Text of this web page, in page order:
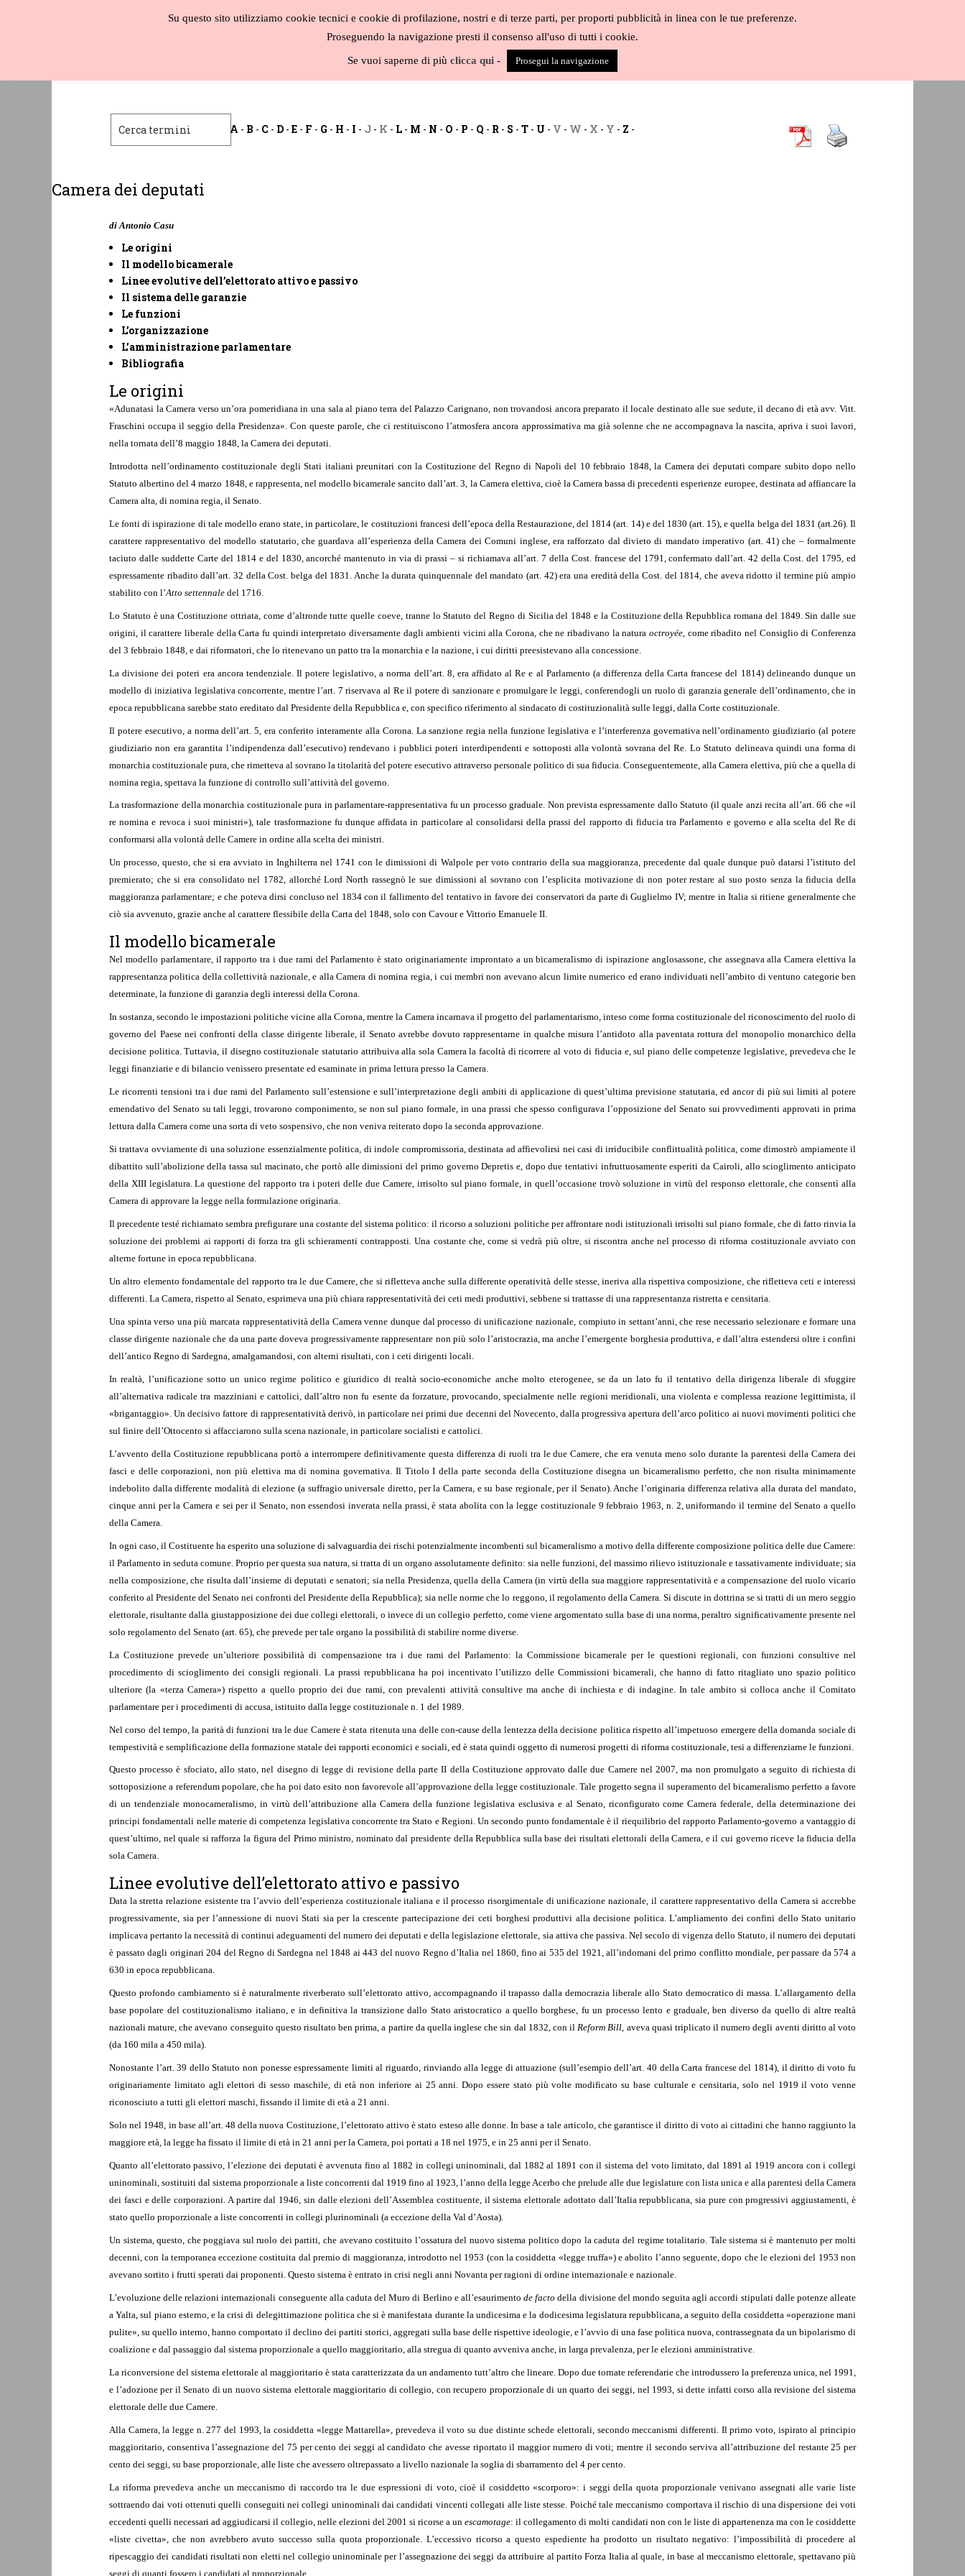
BLOG CATALOGO
A - B - C - D -E - F - G - H - I - J - K - L - M - N - O - P - Q - R - S -T - U - V - W - X - Y - Z -
Camera dei deputati
di Antonio Casu
Le origini
Il modello bicamerale
Linee evolutive dell’elettorato attivo e passivo
Il sistema delle garanzie
Le funzioni
L’organizzazione
L’amministrazione parlamentare
Bibliografia
Le origini
«Adunatasi la Camera verso un’ora pomeridiana in una sala al piano terra del Palazzo Carignano, non trovandosi ancora preparato il locale destinato alle sue sedute, il decano di età avv. Vitt.
Fraschini occupa il seggio della Presidenza». Con queste parole, che ci restituiscono l’atmosfera ancora approssimativa ma già solenne che ne accompagnava la nascita, apriva i suoi lavori,
nella tornata dell’8 maggio 1848, la Camera dei deputati.
Introdotta nell’ordinamento costituzionale degli Stati italiani preunitari con la Costituzione del Regno di Napoli del 10 febbraio 1848, la Camera dei deputati compare subito dopo nello
Statuto albertino del 4 marzo 1848, e rappresenta, nel modello bicamerale sancito dall’art. 3, la Camera elettiva, cioè la Camera bassa di precedenti esperienze europee, destinata ad affiancare la
Camera alta, di nomina regia, il Senato.
Le fonti di ispirazione di tale modello erano state, in particolare, le costituzioni francesi dell’epoca della Restaurazione, del 1814 (art. 14) e del 1830 (art. 15), e quella belga del 1831 (art.26). Il
carattere rappresentativo del modello statutario, che guardava all’esperienza della Camera dei Comuni inglese, era rafforzato dal divieto di mandato imperativo (art. 41) che – formalmente
taciuto dalle suddette Carte del 1814 e del 1830, ancorché mantenuto in via di prassi – si richiamava all’art. 7 della Cost. francese del 1791, confermato dall’art. 42 della Cost. del 1795, ed
espressamente ribadito dall’art. 32 della Cost. belga del 1831. Anche la durata quinquennale del mandato (art. 42) era una eredità della Cost. del 1814, che aveva ridotto il termine più ampio
stabilito con l’Atto settennale del 1716.
Lo Statuto è una Costituzione ottriata, come d’altronde tutte quelle coeve, tranne lo Statuto del Regno di Sicilia del 1848 e la Costituzione della Repubblica romana del 1849. Sin dalle sue
origini, il carattere liberale della Carta fu quindi interpretato diversamente dagli ambienti vicini alla Corona, che ne ribadivano la naturaoctroyée , come ribadito nel Consiglio di Conferenza
del 3 febbraio 1848, e dai riformatori, che lo ritenevano un patto tra la monarchia e la nazione, i cui diritti preesistevano alla concessione.
La divisione dei poteri era ancora tendenziale. Il potere legislativo, a norma dell’art. 8, era affidato al Re e al Parlamento (a differenza della Carta francese del 1814) delineando dunque un
modello di iniziativa legislativa concorrente, mentre l’art. 7 riservava al Re il potere di sanzionare e promulgare le leggi, conferendogli un ruolo di garanzia generale dell’ordinamento, che in
epoca repubblicana sarebbe stato ereditato dal Presidente della Repubblica e, con specifico riferimento al sindacato di costituzionalità sulle leggi, dalla Corte costituzionale.
Il potere esecutivo, a norma dell’art. 5, era conferito interamente alla Corona. La sanzione regia nella funzione legislativa e l’interferenza governativa nell’ordinamento giudiziario (al potere
giudiziario non era garantita l’indipendenza dall’esecutivo) rendevano i pubblici poteri interdipendenti e sottoposti alla volontà sovrana del Re. Lo Statuto delineava quindi una forma di
monarchia costituzionale pura, che rimetteva al sovrano la titolarità del potere esecutivo attraverso personale politico di sua fiducia. Conseguentemente, alla Camera elettiva, più che a quella di
nomina regia, spettava la funzione di controllo sull’attività del governo.
La trasformazione della monarchia costituzionale pura in parlamentare-rappresentativa fu un processo graduale. Non prevista espressamente dallo Statuto (il quale anzi recita all’art. 66 che «il
re nomina e revoca i suoi ministri»), tale trasformazione fu dunque affidata in particolare al consolidarsi della prassi del rapporto di fiducia tra Parlamento e governo e alla scelta del Re di
conformarsi alla volontà delle Camere in ordine alla scelta dei ministri.
Un processo, questo, che si era avviato in Inghilterra nel 1741 con le dimissioni di Walpole per voto contrario della sua maggioranza, precedente dal quale dunque può datarsi l’istituto del
premierato; che si era consolidato nel 1782, allorché Lord North rassegnò le sue dimissioni al sovrano con l’esplicita motivazione di non poter restare al suo posto senza la fiducia della
maggioranza parlamentare; e che poteva dirsi concluso nel 1834 con il fallimento del tentativo in favore dei conservatori da parte di Guglielmo IV; mentre in Italia si ritiene generalmente che
ciò sia avvenuto, grazie anche al carattere flessibile della Carta del 1848, solo con Cavour e Vittorio Emanuele II.
Il modello bicamerale
Nel modello parlamentare, il rapporto tra i due rami del Parlamento è stato originariamente improntato a un bicameralismo di ispirazione anglosassone, che assegnava alla Camera elettiva la
rappresentanza politica della collettività nazionale, e alla Camera di nomina regia, i cui membri non avevano alcun limite numerico ed erano individuati nell’ambito di ventuno categorie ben
determinate, la funzione di garanzia degli interessi della Corona.
In sostanza, secondo le impostazioni politiche vicine alla Corona, mentre la Camera incarnava il progetto del parlamentarismo, inteso come forma costituzionale del riconoscimento del ruolo di
governo del Paese nei confronti della classe dirigente liberale, il Senato avrebbe dovuto rappresentarne in qualche misura l’antidoto alla paventata rottura del monopolio monarchico della
decisione politica. Tuttavia, il disegno costituzionale statutario attribuiva alla sola Camera la facoltà di ricorrere al voto di fiducia e, sul piano delle competenze legislative, prevedeva che le
leggi finanziarie e di bilancio venissero presentate ed esaminate in prima lettura presso la Camera.
Le ricorrenti tensioni tra i due rami del Parlamento sull’estensione e sull’interpretazione degli ambiti di applicazione di quest’ultima previsione statutaria, ed ancor di più sui limiti al potere
emendativo del Senato su tali leggi, trovarono componimento, se non sul piano formale, in una prassi che spesso configurava l’opposizione del Senato sui provvedimenti approvati in prima
lettura dalla Camera come una sorta di veto sospensivo, che non veniva reiterato dopo la seconda approvazione.
Si trattava ovviamente di una soluzione essenzialmente politica, di indole compromissoria, destinata ad affievolirsi nei casi di irriducibile conflittualità politica, come dimostrò ampiamente il
dibattito sull’abolizione della tassa sul macinato, che portò alle dimissioni del primo governo Depretis e, dopo due tentativi infruttuosamente esperiti da Cairoli, allo scioglimento anticipato
della XIII legislatura. La questione del rapporto tra i poteri delle due Camere, irrisolto sul piano formale, in quell’occasione trovò soluzione in virtù del responso elettorale, che consentì alla
Camera di approvare la legge nella formulazione originaria.
Il precedente testé richiamato sembra prefigurare una costante del sistema politico: il ricorso a soluzioni politiche per affrontare nodi istituzionali irrisolti sul piano formale, che di fatto rinvia la
soluzione dei problemi ai rapporti di forza tra gli schieramenti contrapposti. Una costante che, come si vedrà più oltre, si riscontra anche nel processo di riforma costituzionale avviato con
alterne fortune in epoca repubblicana.
Un altro elemento fondamentale del rapporto tra le due Camere, che si rifletteva anche sulla differente operatività delle stesse, ineriva alla rispettiva composizione, che rifletteva ceti e interessi
differenti. La Camera, rispetto al Senato, esprimeva una più chiara rappresentatività dei ceti medi produttivi, sebbene si trattasse di una rappresentanza ristretta e censitaria.
Una spinta verso una più marcata rappresentatività della Camera venne dunque dal processo di unificazione nazionale, compiuto in settant’anni, che rese necessario selezionare e formare una
classe dirigente nazionale che da una parte doveva progressivamente rappresentare non più solo l’aristocrazia, ma anche l’emergente borghesia produttiva, e dall’altra estendersi oltre i confini
dell’antico Regno di Sardegna, amalgamandosi, con alterni risultati, con i ceti dirigenti locali.
In realtà, l’unificazione sotto un unico regime politico e giuridico di realtà socio-economiche anche molto eterogenee, se da un lato fu il tentativo della dirigenza liberale di sfuggire
all’alternativa radicale tra mazziniani e cattolici, dall’altro non fu esente da forzature, provocando, specialmente nelle regioni meridionali, una violenta e complessa reazione legittimista, il
«brigantaggio». Un decisivo fattore di rappresentatività derivò, in particolare nei primi due decenni del Novecento, dalla progressiva apertura dell’arco politico ai nuovi movimenti politici che
sul finire dell’Ottocento si affacciarono sulla scena nazionale, in particolare socialisti e cattolici.
L’avvento della Costituzione repubblicana portò a interrompere definitivamente questa differenza di ruoli tra le due Camere, che era venuta meno solo durante la parentesi della Camera dei
fasci e delle corporazioni, non più elettiva ma di nomina governativa. Il Titolo I della parte seconda della Costituzione disegna un bicameralismo perfetto, che non risulta minimamente
indebolito dalla differente modalità di elezione (a suffragio universale diretto, per la Camera, e su base regionale, per il Senato). Anche l’originaria differenza relativa alla durata del mandato,
cinque anni per la Camera e sei per il Senato, non essendosi inverata nella prassi, è stata abolita con la legge costituzionale 9 febbraio 1963, n. 2, uniformando il termine del Senato a quello
della Camera.
In ogni caso, il Costituente ha esperito una soluzione di salvaguardia dei rischi potenzialmente incombenti sul bicameralismo a motivo della differente composizione politica delle due Camere:
il Parlamento in seduta comune. Proprio per questa sua natura, si tratta di un organo assolutamente definito: sia nelle funzioni, del massimo rilievo istituzionale e tassativamente individuate; sia
nella composizione, che risulta dall’insieme di deputati e senatori; sia nella Presidenza, quella della Camera (in virtù della sua maggiore rappresentatività e a compensazione del ruolo vicario
conferito al Presidente del Senato nei confronti del Presidente della Repubblica); sia nelle norme che lo reggono, il regolamento della Camera. Si discute in dottrina se si tratti di un mero seggio
elettorale, risultante dalla giustapposizione dei due collegi elettorali, o invece di un collegio perfetto, come viene argomentato sulla base di una norma, peraltro significativamente presente nel
solo regolamento del Senato (art. 65), che prevede per tale organo la possibilità di stabilire norme diverse.
La Costituzione prevede un’ulteriore possibilità di compensazione tra i due rami del Parlamento: la Commissione bicamerale per le questioni regionali, con funzioni consultive nel
procedimento di scioglimento dei consigli regionali. La prassi repubblicana ha poi incentivato l’utilizzo delle Commissioni bicamerali, che hanno di fatto ritagliato uno spazio politico
ulteriore (la «terza Camera») rispetto a quello proprio dei due rami, con prevalenti attività consultive ma anche di inchiesta e di indagine. In tale ambito si colloca anche il Comitato
parlamentare per i procedimenti di accusa, istituito dalla legge costituzionale n. 1 del 1989.
Nel corso del tempo, la parità di funzioni tra le due Camere è stata ritenuta una delle con-cause della lentezza della decisione politica rispetto all’impetuoso emergere della domanda sociale di
tempestività e semplificazione della formazione statale dei rapporti economici e sociali, ed è stata quindi oggetto di numerosi progetti di riforma costituzionale, tesi a differenziarne le funzioni.
Questo processo è sfociato, allo stato, nel disegno di legge di revisione della parte II della Costituzione approvato dalle due Camere nel 2007, ma non promulgato a seguito di richiesta di
sottoposizione a referendum popolare, che ha poi dato esito non favorevole all’approvazione della legge costituzionale. Tale progetto segna il superamento del bicameralismo perfetto a favore
di un tendenziale monocameralismo, in virtù dell’attribuzione alla Camera della funzione legislativa esclusiva e al Senato, riconfigurato come Camera federale, della determinazione dei
principi fondamentali nelle materie di competenza legislativa concorrente tra Stato e Regioni. Un secondo punto fondamentale è il riequilibrio del rapporto Parlamento-governo a vantaggio di
quest’ultimo, nel quale si rafforza la figura del Primo ministro, nominato dal presidente della Repubblica sulla base dei risultati elettorali della Camera, e il cui governo riceve la fiducia della
sola Camera.
Linee evolutive dell’elettorato attivo e passivo
Data la stretta relazione esistente tra l’avvio dell’esperienza costituzionale italiana e il processo risorgimentale di unificazione nazionale, il carattere rappresentativo della Camera si accrebbe
progressivamente, sia per l’annessione di nuovi Stati sia per la crescente partecipazione dei ceti borghesi produttivi alla decisione politica. L’ampliamento dei confini dello Stato unitario
implicava pertanto la necessità di continui adeguamenti del numero dei deputati e della legislazione elettorale, sia attiva che passiva. Nel secolo di vigenza dello Statuto, il numero dei deputati
è passato dagli originari 204 del Regno di Sardegna nel 1848 ai 443 del nuovo Regno d’Italia nel 1860, fino ai 535 del 1921, all’indomani del primo conflitto mondiale, per passare da 574 a
630 in epoca repubblicana.
Questo profondo cambiamento si è naturalmente riverberato sull’elettorato attivo, accompagnando il trapasso dalla democrazia liberale allo Stato democratico di massa. L’allargamento della
base popolare del costituzionalismo italiano, e in definitiva la transizione dallo Stato aristocratico a quello borghese, fu un processo lento e graduale, ben diverso da quello di altre realtà
nazionali mature, che avevano conseguito questo risultato ben prima, a partire da quella inglese che sin dal 1832, con ilReform Bill, aveva quasi triplicato il numero degli aventi diritto al voto
(da 160 mila a 450 mila).
Nonostante l’art. 39 dello Statuto non ponesse espressamente limiti al riguardo, rinviando alla legge di attuazione (sull’esempio dell’art. 40 della Carta francese del 1814), il diritto di voto fu
originariamente limitato agli elettori di sesso maschile, di età non inferiore ai 25 anni. Dopo essere stato più volte modificato su base culturale e censitaria, solo nel 1919 il voto venne
riconosciuto a tutti gli elettori maschi, fissando il limite di età a 21 anni.
Solo nel 1948, in base all’art. 48 della nuova Costituzione, l’elettorato attivo è stato esteso alle donne. In base a tale articolo, che garantisce il diritto di voto ai cittadini che hanno raggiunto la
maggiore età, la legge ha fissato il limite di età in 21 anni per la Camera, poi portati a 18 nel 1975, e in 25 anni per il Senato.
Quanto all’elettorato passivo, l’elezione dei deputati è avvenuta fino al 1882 in collegi uninominali, dal 1882 al 1891 con il sistema del voto limitato, dal 1891 al 1919 ancora con i collegi
uninominali, sostituiti dal sistema proporzionale a liste concorrenti dal 1919 fino al 1923, l’anno della legge Acerbo che prelude alle due legislature con lista unica e alla parentesi della Camera
dei fasci e delle corporazioni. A partire dal 1946, sin dalle elezioni dell’Assemblea costituente, il sistema elettorale adottato dall’Italia repubblicana, sia pure con progressivi aggiustamenti, è
stato quello proporzionale a liste concorrenti in collegi plurinominali (a eccezione della Val d’Aosta).
Un sistema, questo, che poggiava sul ruolo dei partiti, che avevano costituito l’ossatura del nuovo sistema politico dopo la caduta del regime totalitario. Tale sistema si è mantenuto per molti
decenni, con la temporanea eccezione costituita dal premio di maggioranza, introdotto nel 1953 (con la cosiddetta «legge truffa») e abolito l’anno seguente, dopo che le elezioni del 1953 non
avevano sortito i frutti sperati dai proponenti. Questo sistema è entrato in crisi negli anni Novanta per ragioni di ordine internazionale e nazionale.
L’evoluzione delle relazioni internazionali conseguente alla caduta del Muro di Berlino e all’esaurimentode facto della divisione del mondo seguita agli accordi stipulati dalle potenze alleate
a Yalta, sul piano esterno, e la crisi di delegittimazione politica che si è manifestata durante la undicesima e la dodicesima legislatura repubblicana, a seguito della cosiddetta «operazione mani
pulite», su quello interno, hanno comportato il declino dei partiti storici, aggregati sulla base delle rispettive ideologie, e l’avvio di una fase politica nuova, contrassegnata da un bipolarismo di
coalizione e dal passaggio dal sistema proporzionale a quello maggioritario, alla stregua di quanto avveniva anche, in larga prevalenza, per le elezioni amministrative.
La riconversione del sistema elettorale al maggioritario è stata caratterizzata da un andamento tutt’altro che lineare. Dopo due tornate referendarie che introdussero la preferenza unica, nel 1991,
e l’adozione per il Senato di un nuovo sistema elettorale maggioritario di collegio, con recupero proporzionale di un quarto dei seggi, nel 1993, si dette infatti corso alla revisione del sistema
elettorale delle due Camere.
Alla Camera, la legge n. 277 del 1993, la cosiddetta «legge Mattarella», prevedeva il voto su due distinte schede elettorali, secondo meccanismi differenti. Il primo voto, ispirato al principio
maggioritario, consentiva l’assegnazione del 75 per cento dei seggi al candidato che avesse riportato il maggior numero di voti; mentre il secondo serviva all’attribuzione del restante 25 per
cento dei seggi, su base proporzionale, alle liste che avessero oltrepassato a livello nazionale la soglia di sbarramento del 4 per cento.
La riforma prevedeva anche un meccanismo di raccordo tra le due espressioni di voto, cioè il cosiddetto «scorporo»: i seggi della quota proporzionale venivano assegnati alle varie liste
sottraendo dai voti ottenuti quelli conseguiti nei collegi uninominali dai candidati vincenti collegati alle liste stesse. Poiché tale meccanismo comportava il rischio di una dispersione dei voti
eccedenti quelli necessari ad aggiudicarsi il collegio, nelle elezioni del 2001 si ricorse a un escamotage: il collegamento di molti candidati non con le liste di appartenenza ma con le cosiddette
«liste civetta», che non avrebbero avuto successo sulla quota proporzionale. L’eccessivo ricorso a questo espediente ha prodotto un risultato negativo: l’impossibilità di procedere al
ripescaggio dei candidati risultati non eletti nel collegio uninominale per l’assegnazione dei seggi da attribuire al partito Forza Italia al quale, in base al meccanismo elettorale, spettavano più
seggi di quanti fossero i candidati al proporzionale.
Su questo sito utilizziamo cookie tecnici e cookie di profilazione, nostri e di terze parti, per proporti pubblicità in linea con le tue preferenze.
Proseguendo la navigazione presti il consenso all'uso di tutti i cookie.
Se vuoi saperne di più clicca qui - Prosegui la navigazione